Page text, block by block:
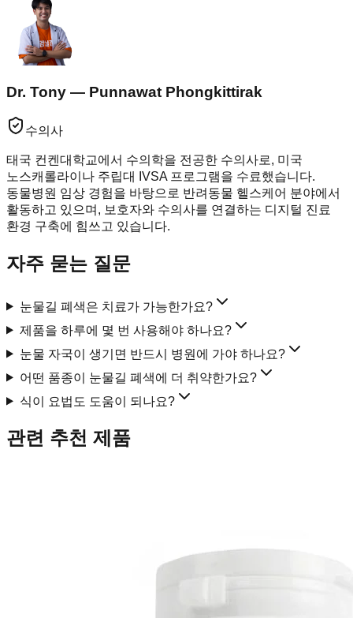
Dr. Tony — Punnawat Phongkittirak
수의사
태국 컨켄대학교에서 수의학을 전공한 수의사로, 미국
노스캐롤라이나 주립대 IVSA 프로그램을 수료했습니다.
동물병원 임상 경험을 바탕으로 반려동물 헬스케어 분야에서
활동하고 있으며, 보호자와 수의사를 연결하는 디지털 진료
환경 구축에 힘쓰고 있습니다.
자주 묻는 질문
눈물길 폐색은 치료가 가능한가요?
제품을 하루에 몇 번 사용해야 하나요?
눈물 자국이 생기면 반드시 병원에 가야 하나요?
어떤 품종이 눈물길 폐색에 더 취약한가요?
식이 요법도 도움이 되나요?
관련 추천 제품